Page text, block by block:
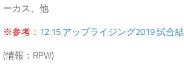
ーカス、他
※参考： 12.15 アップライジング2019 試合
(情報：RPW)